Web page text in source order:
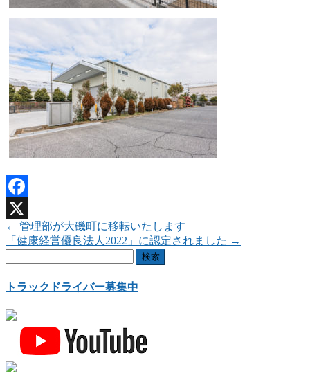
Facebook
X
← 管理部が大磯町に移転いたします
「健康経営優良法人2022」に認定されました →
トラックドライバー募集中